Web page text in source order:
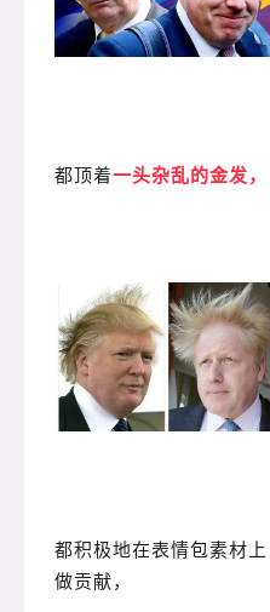
都顶着一头杂乱的金发，
都积极地在表情包素材上
做贡献，